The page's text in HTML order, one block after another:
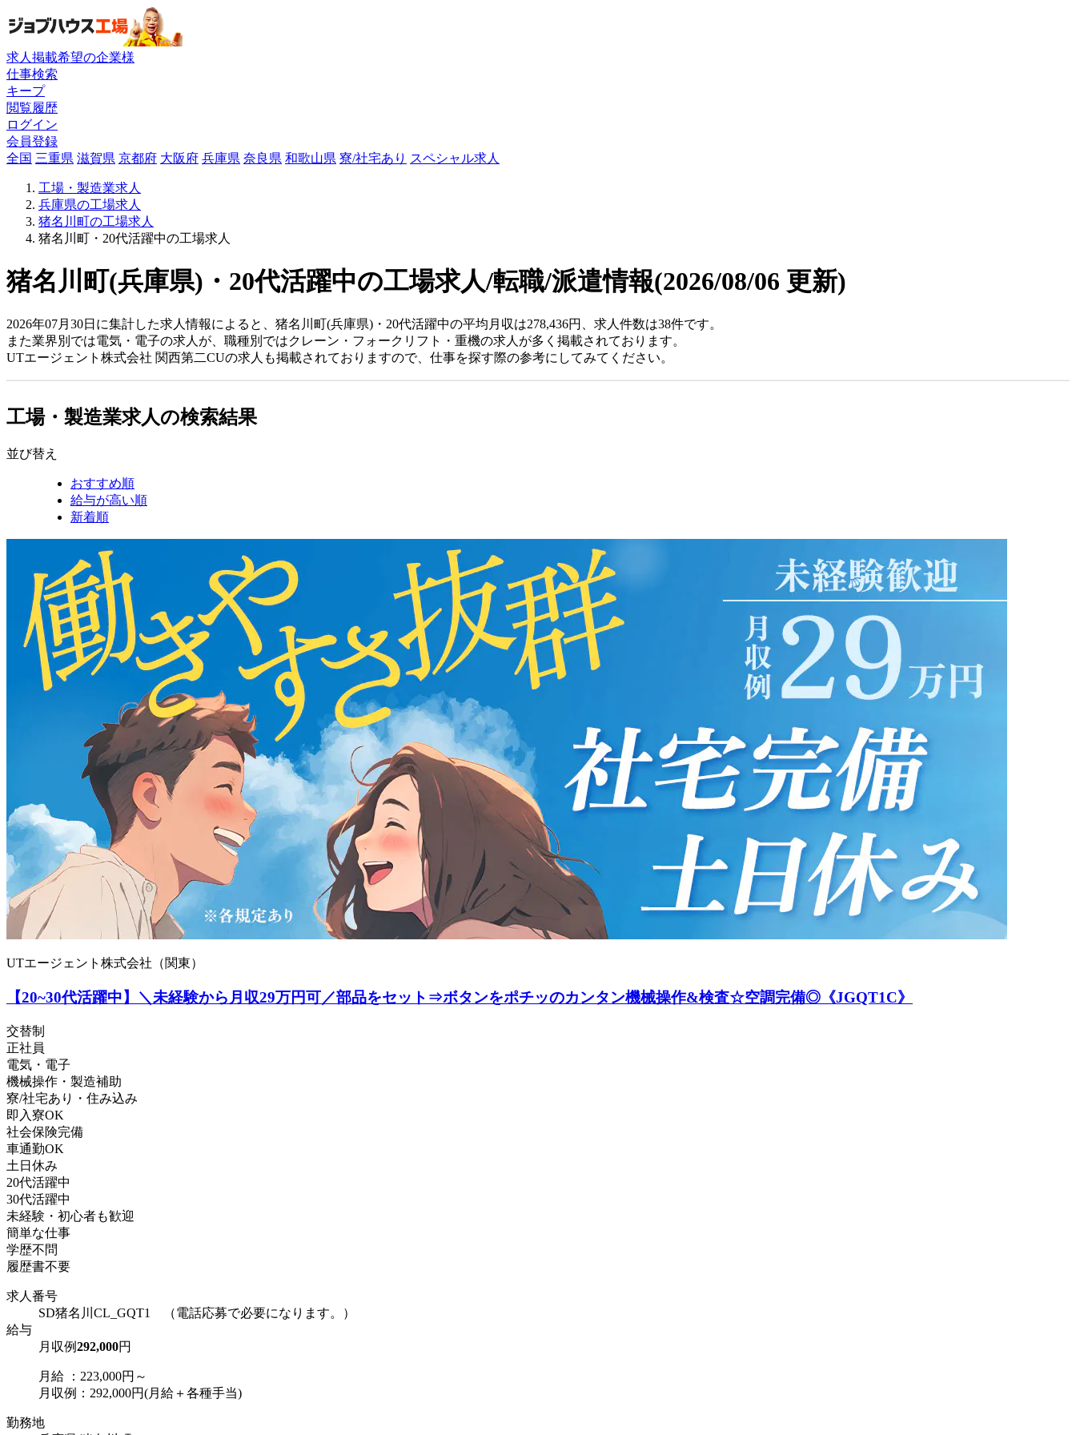
求人掲載希望の企業様
仕事検索
キープ
閲覧履歴
ログイン
会員登録
全国 三重県 滋賀県 京都府 大阪府 兵庫県 奈良県 和歌山県 寮/社宅あり スペシャル求人
工場・製造業求人
兵庫県の工場求人
猪名川町の工場求人
猪名川町・20代活躍中の工場求人
猪名川町(兵庫県)・20代活躍中の工場求人/転職/派遣情報(2026/08/06 更新)
2026年07月30日に集計した求人情報によると、猪名川町(兵庫県)・20代活躍中の平均月収は278,436円、求人件数は38件です。
また業界別では電気・電子の求人が、職種別ではクレーン・フォークリフト・重機の求人が多く掲載されております。
UTエージェント株式会社 関西第二CUの求人も掲載されておりますので、仕事を探す際の参考にしてみてください。
工場・製造業求人の検索結果
並び替え
おすすめ順
給与が高い順
新着順
UTエージェント株式会社（関東）
【20~30代活躍中】＼未経験から月収29万円可／部品をセット⇒ボタンをポチッのカンタン機械操作&検査☆空調完備◎《JGQT1C》
交替制
正社員
電気・電子
機械操作・製造補助
寮/社宅あり・住み込み
即入寮OK
社会保険完備
車通勤OK
土日休み
20代活躍中
30代活躍中
未経験・初心者も歓迎
簡単な仕事
学歴不問
履歴書不要
求人番号
SD猪名川CL_GQT1 （電話応募で必要になります。）
給与
月収例292,000円
月給 ：223,000円～
月収例：292,000円(月給＋各種手当)
勤務地